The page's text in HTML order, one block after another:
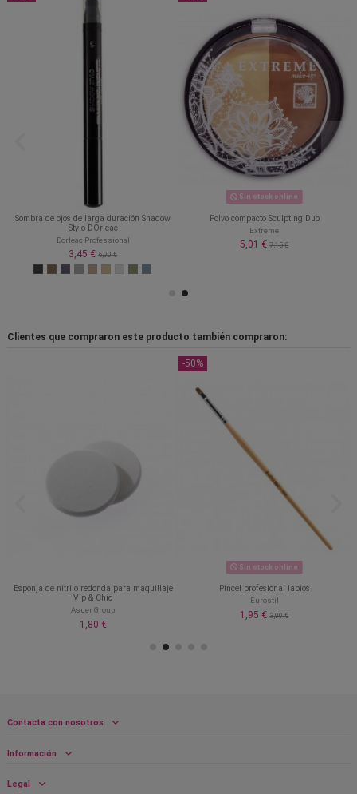
Sombra de ojos de larga duración Shadow
Stylo DOrleac
Dorleac Professional
3,45 € 6,90 €
Sin stock online
Polvo compacto Sculpting Duo
Extreme
5,01 € 7,15 €
Clientes que compraron este producto también compraron:
Esponja de nitrilo redonda para maquillaje
Vip & Chic
Asuer Group
1,80 €
-50%
Sin stock online
Pincel profesional labios
Eurostil
1,95 € 3,90 €
Contacta con nosotros
Información
Legal